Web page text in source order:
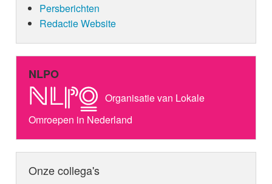
Persberichten
Redactie Website
NLPO
Organisatie van Lokale
Omroepen in Nederland
Onze collega's